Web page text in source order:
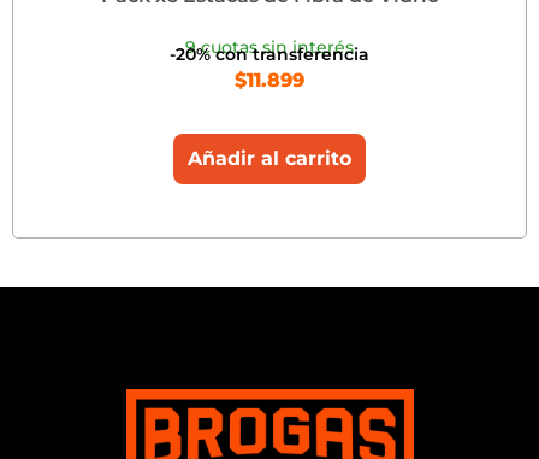
9 cuotas sin interés
-20% con transferencia
$11.899
Añadir al carrito